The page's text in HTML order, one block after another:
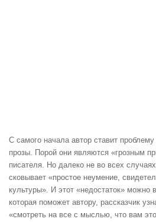
С самого начала автор ставит проблему
прозы. Порой они являются «грозным
писателя. Но далеко не во всех
сковывает «простое неумение,
культуры». И этот «недостаток» можно
которая поможет автору, рассказчик
«смотреть на все с мыслью, что вам